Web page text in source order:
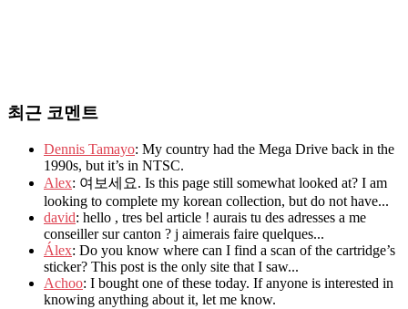
최근 코멘트
Dennis Tamayo: My country had the Mega Drive back in the
1990s, but it’s in NTSC.
Alex: 여보세요. Is this page still somewhat looked at? I am
looking to complete my korean collection, but do not have...
david: hello , tres bel article ! aurais tu des adresses a me
conseiller sur canton ? j aimerais faire quelques...
Álex: Do you know where can I find a scan of the cartridge’s
sticker? This post is the only site that I saw...
Achoo: I bought one of these today. If anyone is interested in
knowing anything about it, let me know.